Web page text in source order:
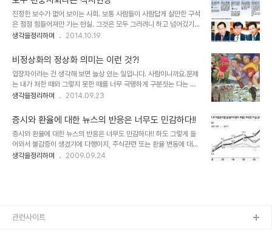
적용하는 돈 버는 방법의 한 가지 예라고 할 수 있습니다. 이 얘기와는
좀 비약적인 예라고 할지 모르지만 이와 유사한 형태로 마약류 전파 수
법(?)에 대한 것도 익히 들어왔죠. 최근에는 대기업들이 지자체들과 손
잡고 대규모 아울렛 매장을 전국적으로 확장해 나가고 있다는 소식이
때 먹고사는 문제에 있어..
진정한 보수가 없어 보이는 사회. 보통 사람들이 사람답게 살만한 구석
은 점점 힘들어져만 가는 현실. 그것은 모두 그러려니 하고 넘어갔기
때문에 초래된 결과입니다. 정말 이 땅에 진정한 보수는 없는 걸까요?
양 판을 치고 있으니... 그래서 비정상의 정상화라는 말조차도 비정상
을 정상인양 만든다는 뜻으로 받아들이게 됩니다. 이러한 표면화가 지
닌 문제의 심각성은 무엇보다 아무리 투표를 해도 원하는 결과를 얻지
못했다는 자조섞인 체념과 포기에 있습니다. 그래서 간략히 살펴보기
로 했습니다. 정말로 두드러져 보이는 것처럼 우리 사회가 그런지... 이
입니다.이미 지난 대선의 포..
생각을정리하며 2014.10.19
비정상화의 정상화 의미는 이런 것?!
입장차이라는 건 생각해 보면 늘상 있는 일입니다. 사람이니까요.문제
는 내가 처한 때와 그렇지 못한 때를 너무 극명하게 구분짓는 다는 겁
니다. 그것도 본능적으로... 처절하게 겪지 못한 것이라서? 그렇기도
독이 도를 넘는다는 발언에 대해 말들이 많은 건 이와 맥락을 같이하기
때문일 겁니다. 내가 했던 건 기억하지 못하는 게 정상은 아닙니다. 대
통령으로써는 더더욱 그렇다고 생각합니다. 자신들 스스로 대통령에
대한 목욕의 기준을 제시했던 환생경제를 기억하지 못하는 걸까요? 닭
을 빗댄 별명은 진실? 그래서 당명도 새가 누린다는 뜻?? ▲ 광주비엔
생각을정리하며 2014.09.23
증시와 환율에 대한 뉴스의 반응은 너무도 민감하다!!
증시와 환율에 대한 뉴스의 반응은 너무도 민감하다!! 하도 그렇게 들
어와서 불감증이 생겼기에 다행이지, 주식관련 또는 환율 변동에 대하
여 뉴스에서 나오는 소리를 듣다 보면 정말 천당 지옥을 왔다 갔다 하
더라고 한다면... 분명 저의 반응은 달라질 것이 분명합니다. 뉴스에서
생각을정리하며 2009.09.24
관련사이트